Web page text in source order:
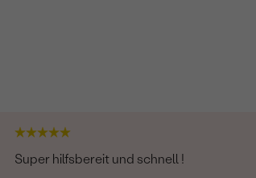
Super hilfsbereit und schnell !